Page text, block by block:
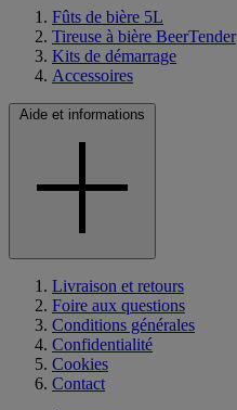
Fûts de bière 5L
Tireuse à bière BeerTender
Kits de démarrage
Accessoires
Aide et informations
Livraison et retours
Foire aux questions
Conditions générales
Confidentialité
Cookies
Contact